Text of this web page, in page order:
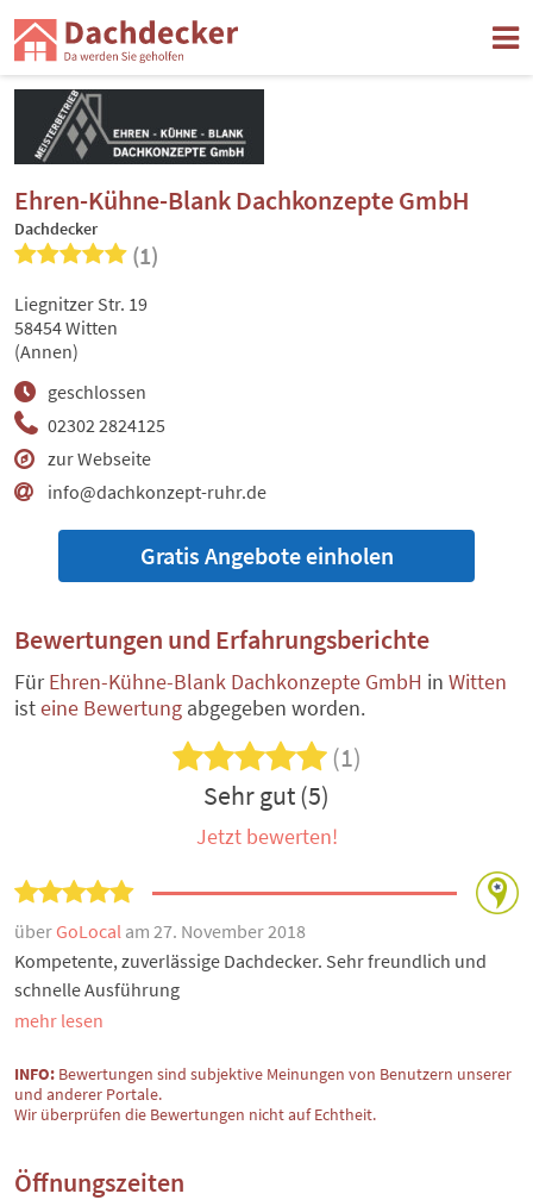
Ehren-Kühne-Blank Dachkonzepte GmbH
Dachdecker
(1)
02302 2824125
zur Webseite
info@dachkonzept-ruhr.de
geschlossen
Liegnitzer Str. 19
58454 Witten
(Annen)
Gratis Angebote einholen
Bewertungen und Erfahrungsberichte
FürEhren-Kühne-Blank Dachkonzepte GmbH in Witten
isteine Bewertung abgegeben worden.
(1)
Sehr gut (5)
Jetzt bewerten!
über GoLocal am 27. November 2018
Kompetente, zuverlässige Dachdecker. Sehr freundlich und
schnelle Ausführung
mehr lesen
INFO: Bewertungen sind subjektive Meinungen von Benutzern unserer
und anderer Portale.
Wir überprüfen die Bewertungen nicht auf Echtheit.
Öffnungszeiten